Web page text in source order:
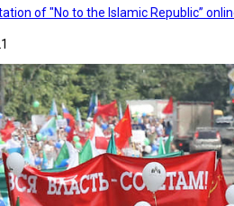
of "No to the Islamic Republic”